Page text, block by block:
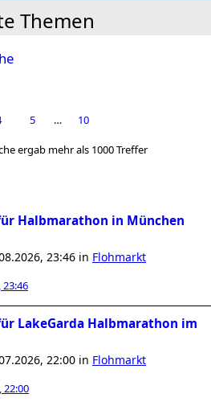
Themen
5 … 10
ergab mehr als 1000 Treffer
Halbmarathon in München
23:46 in Flohmarkt
23:46
LakeGarda Halbmarathon im
22:00 in Flohmarkt
22:00